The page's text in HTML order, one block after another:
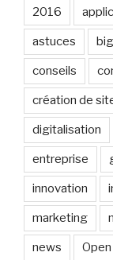
2016
astuces
conseils
création de
digitalisation
entreprise
innovation
marketing
news